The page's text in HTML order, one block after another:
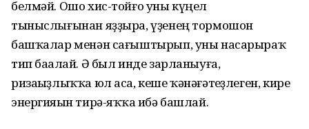
белмәй. Ошо хис-тойғо уны күңел
тыныслығынан яҙҙыра, үҙенең тормошон
башҡалар менән сағыштырып, уны насарыраҡ
тип баһалай. Ә был инде зарланыуға,
ризаһыҙлыҡҡа юл аса, кеше ҡәнәғәтһеҙлеген, кире
энергияһын тирә-яҡҡа һибә башлай.